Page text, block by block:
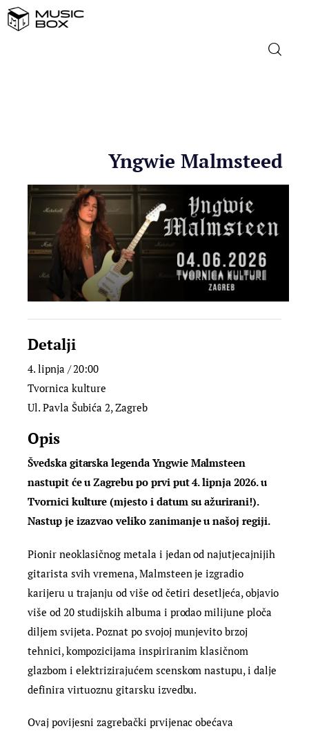
STRANA GLAZBA
FILM
MUSIC BOX
Yngwie Malmsteed
Detalji
4. lipnja / 20:00
Tvornica kulture
Ul. Pavla Šubića 2, Zagreb
Opis
Švedska gitarska legenda Yngwie Malmsteen
nastupit će u Zagrebu po prvi put 4. lipnja 2026. u
Tvornici kulture (mjesto i datum su ažurirani!).
Nastup je izazvao veliko zanimanje u našoj regiji.
Pionir neoklasičnog metala i jedan od najutjecajnijih
gitarista svih vremena, Malmsteen je izgradio
karijeru u trajanju od više od četiri desetljeća, objavio
više od 20 studijskih albuma i prodao milijune ploča
diljem svijeta. Poznat po svojoj munjevito brzoj
tehnici, kompozicijama inspiriranim klasičnom
glazbom i elektrizirajućem scenskom nastupu, i dalje
definira virtuoznu gitarsku izvedbu.
Ovaj povijesni zagrebački prvijenac obećava